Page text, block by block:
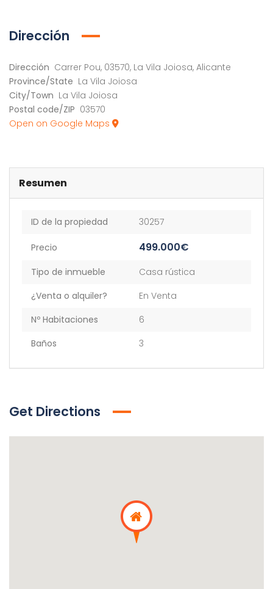
Dirección
Dirección Carrer Pou, 03570, La Vila Joiosa, Alicante
Province/State La Vila Joiosa
City/Town La Vila Joiosa
Postal code/ZIP 03570
Open on Google Maps
Resumen
ID de la propiedad 30257
Precio 499.000€
Tipo de inmueble
Casa rústica
¿Venta o alquiler?
En Venta
Nº Habitaciones
6
Baños
3
Get Directions